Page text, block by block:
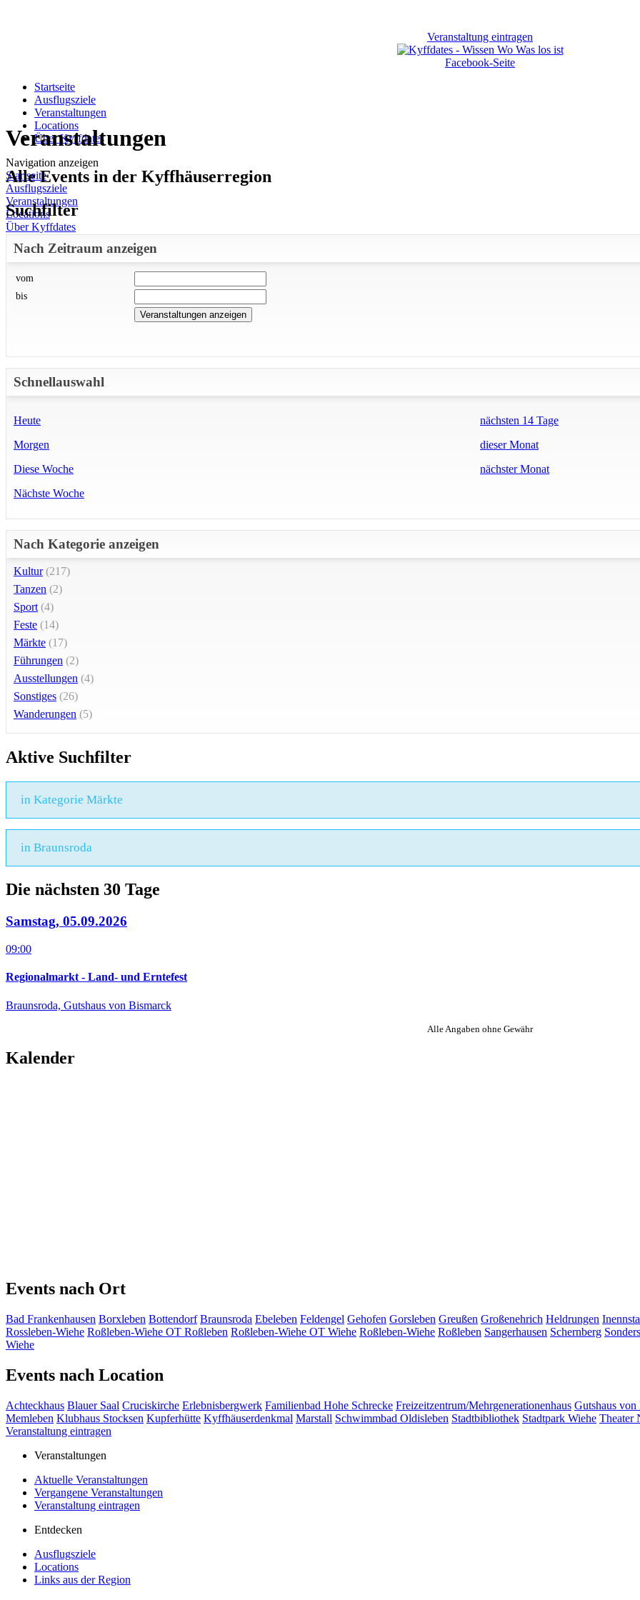
Veranstaltung eintragen
Facebook-Seite
Startseite
Ausflugsziele
Veranstaltungen
Locations
Über Kyffdates
Navigation anzeigen
Startseite
Ausflugsziele
Veranstaltungen
Locations
Über Kyffdates
Veranstaltungen
Alle Events in der Kyffhäuserregion
Suchfilter
Nach Zeitraum anzeigen
vom
bis
Schnellauswahl
Heute
Morgen
Diese Woche
Nächste Woche
nächsten 14 Tage
dieser Monat
nächster Monat
Nach Kategorie anzeigen
Kultur(217)
Tanzen (2)
Sport (4)
Feste (14)
Märkte (17)
Führungen (2)
Ausstellungen (4)
Sonstiges (26)
Wanderungen (5)
Aktive Suchfilter
in Kategorie Märkte
in Braunsroda
Die nächsten 30 Tage
Samstag, 05.09.2026
09:00
Regionalmarkt - Land- und Erntefest
Braunsroda, Gutshaus von Bismarck
Alle Angaben ohne Gewähr
Kalender
Events nach Ort
Bad Frankenhausen Borxleben Bottendorf Braunsroda Ebeleben Feldengel Gehofen Gorsleben Greußen Großenehrich Heldrungen
Rossleben-Wiehe Roßleben-Wiehe OT Roßleben Roßleben-Wiehe OT Wiehe Roßleben-Wiehe Roßleben Sangerhausen Schernberg
Wiehe
Events nach Location
Achteckhaus Blauer Saal Cruciskirche Erlebnisbergwerk Familienbad Hohe Schrecke Freizeitzentrum/Mehrgenerationenhaus Gutshaus
Memleben Klubhaus Stocksen Kupferhütte Kyffhäuserdenkmal Marstall Schwimmbad Oldisleben Stadtbibliothek Stadtpark Wiehe Theater
Veranstaltung eintragen
Veranstaltungen
Aktuelle Veranstaltungen
Vergangene Veranstaltungen
Veranstaltung eintragen
Entdecken
Ausflugsziele
Locations
Links aus der Region